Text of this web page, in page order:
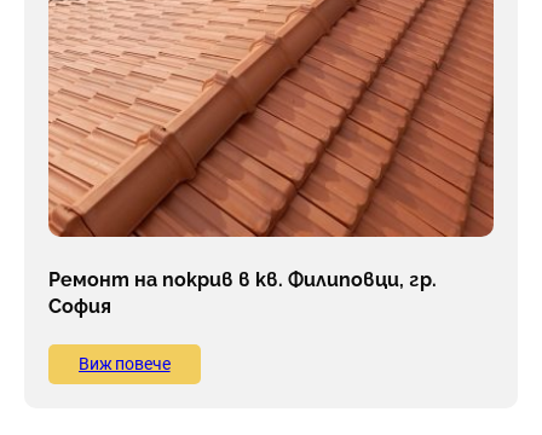
Ремонт на покрив в кв. Филиповци, гр.
София
Виж повече